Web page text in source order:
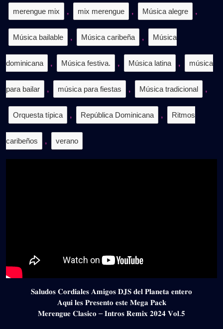
merengue mix , mix merengue , Música alegre ,
Música bailable , Música caribeña , Música
dominicana , Música festiva. , Música latina , música
para bailar , música para fiestas , Música tradicional ,
Orquesta típica , República Dominicana , Ritmos
caribeños , verano
𝐒𝐚𝐥𝐮𝐝𝐨𝐬 𝐂𝐨𝐫𝐝𝐢𝐚𝐥𝐞𝐬 𝐀𝐦𝐢𝐠𝐨𝐬 𝐃𝐉𝐒 𝐝𝐞𝐥 𝐏𝐥𝐚𝐧𝐞𝐭𝐚 𝐞𝐧𝐭𝐞𝐫𝐨
𝐀𝐪𝐮𝐢 𝐥𝐞𝐬 𝐏𝐫𝐞𝐬𝐞𝐧𝐭𝐨 𝐞𝐬𝐭𝐞 𝐌𝐞𝐠𝐚 𝐏𝐚𝐜𝐤
𝐌𝐞𝐫𝐞𝐧𝐠𝐮𝐞 𝐂𝐥𝐚𝐬𝐢𝐜𝐨 – 𝐈𝐧𝐭𝐫𝐨𝐬 𝐑𝐞𝐦𝐢𝐱 𝟐𝟎𝟐𝟒 𝐕𝐨𝐥.𝟓